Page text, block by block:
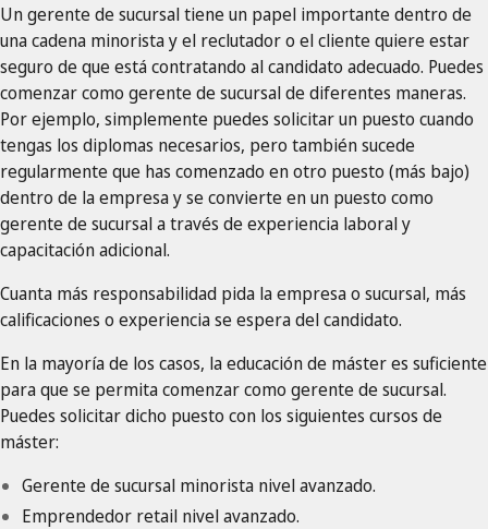
Un gerente de sucursal tiene un papel importante dentro de
una cadena minorista y el reclutador o el cliente quiere estar
seguro de que está contratando al candidato adecuado. Puedes
comenzar como gerente de sucursal de diferentes maneras.
Por ejemplo, simplemente puedes solicitar un puesto cuando
tengas los diplomas necesarios, pero también sucede
regularmente que has comenzado en otro puesto (más bajo)
dentro de la empresa y se convierte en un puesto como
gerente de sucursal a través de experiencia laboral y
capacitación adicional.
Cuanta más responsabilidad pida la empresa o sucursal, más
calificaciones o experiencia se espera del candidato.
En la mayoría de los casos, la educación de máster es suficiente
para que se permita comenzar como gerente de sucursal.
Puedes solicitar dicho puesto con los siguientes cursos de
máster:
Gerente de sucursal minorista nivel avanzado.
Emprendedor retail nivel avanzado.